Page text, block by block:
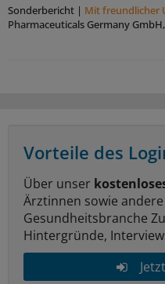
Sonderbericht | Mit freundlicher
Pharmaceuticals Germany
Vorteile des
Über unser
Ärztinnen sowie
Gesundheitsbranche
Hintergründe,